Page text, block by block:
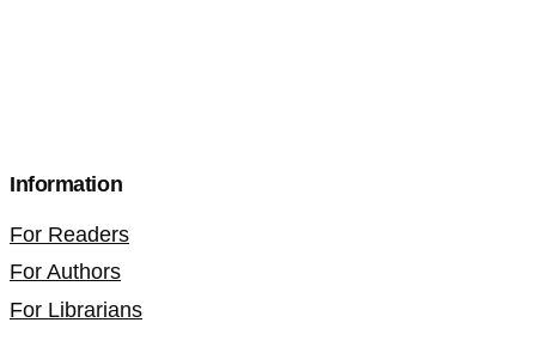
Information
For Readers
For Authors
For Librarians